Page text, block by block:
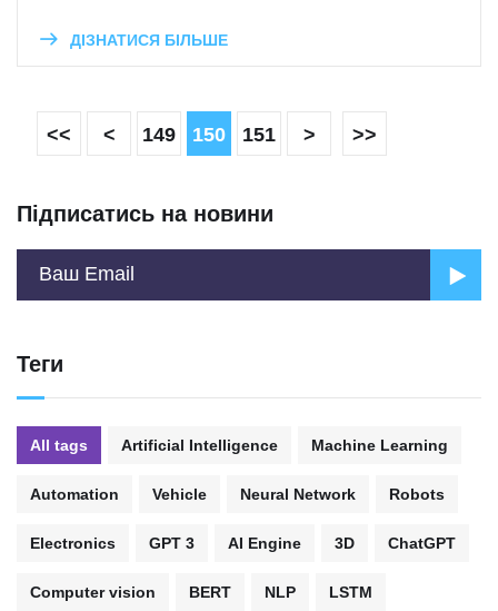
ДІЗНАТИСЯ БІЛЬШЕ
<< < 149 150 151 > >>
Підписатись на новини
Теги
All tags Artificial Intelligence Machine Learning
Automation Vehicle Neural Network Robots
Electronics GPT 3 AI Engine 3D ChatGPT
Computer vision BERT NLP LSTM